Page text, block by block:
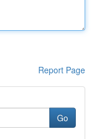
Report Page
Go